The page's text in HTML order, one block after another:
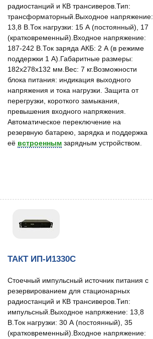
радиостанций и КВ трансиверов.Тип:
трансформаторный.Выходное напряжение:
13,8 В.Ток нагрузки: 15 А (постоянный), 17
(кратковременный).Входное напряжение:
187-242 В.Ток заряда АКБ: 2 А (в режиме
поддержки 1 А).Габаритные размеры:
182х278х132 мм.Вес: 7 кг.Возможности
блока питания: индикация выходного
напряжения и тока нагрузки. Защита от
перегрузки, короткого замыкания,
превышения входного напряжения.
Автоматическое переключение на
резервную батарею, зарядка и поддержка
её встроенным зарядным устройством.
ТАКТ ИП-И1330С
Стоечный импульсный источник питания с
резервированием для стационарных
радиостанций и КВ трансиверов.Тип:
импульсный.Выходное напряжение: 13,8
В.Ток нагрузки: 30 А (постоянный), 35
(кратковременный).Входное напряжение: